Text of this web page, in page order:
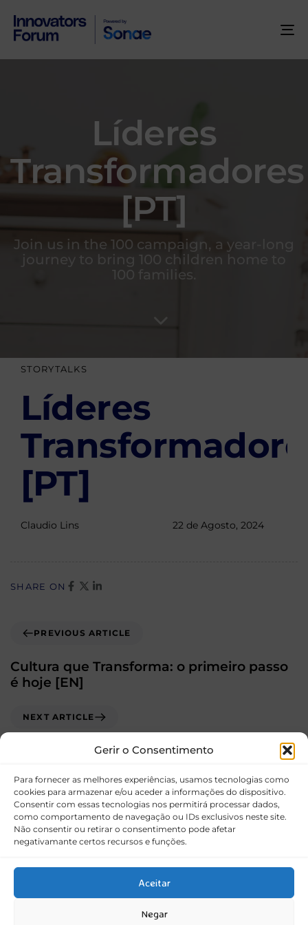
Gerir o Consentimento
Para fornecer as melhores experiências, usamos tecnologias como
cookies para armazenar e/ou aceder a informações do dispositivo.
Consentir com essas tecnologias nos permitirá processar dados,
como comportamento de navegação ou IDs exclusivos neste site.
Não consentir ou retirar o consentimento pode afetar
negativamante certos recursos e funções.
Aceitar
Negar
Líderes
Transformadores
[PT]
Join us in the 100 campaign, a year-long
journey to bring 100 children home to
100 families.
PUBLISHED
STORYTALKS
Líderes
[PT]
Author
Claudio Lins
Published
22 de Agosto, 2024
SHARE ON
PREVIOUS ARTICLE
Cultura que Transforma: o primeiro passo
é hoje [EN]
NEXT ARTICLE
Termos e Condições
Política de Privacidade